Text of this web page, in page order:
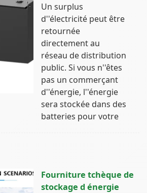
Un surplus
d''électricité peut être
retournée
directement au
réseau de distribution
public. Si vous n''êtes
pas un commerçant
d''énergie, l''énergie
sera stockée dans des
batteries pour votre
Fourniture tchèque de
stockage d énergie